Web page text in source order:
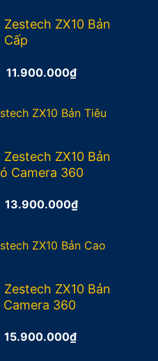
ZX10 Bản
Cấp
Giá
12.900.000₫.
11.900.000₫Giá
hiện
11.900.000₫.
ZX10 Bản
Camera 360
Giá
14.900.000₫.
13.900.000₫Giá
13.900.000₫.
ZX10 Bản
Camera 360
Giá
15.900.000₫Giá